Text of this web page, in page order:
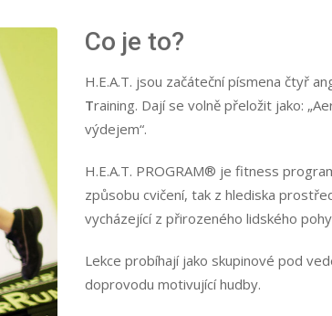
Co je to?
H.E.A.T. jsou začáteční písmena čtyř
Training. Dají se volně přeložit jako:
výdejem“.
H.E.A.T. PROGRAM® je fitness
způsobu cvičení, tak z hlediska
vycházející z přirozeného lidského
Lekce probíhají jako skupinové pod
doprovodu motivující hudby.
Nezbytné
Tyto
soubory
cookie
volitelné.
Jsou
nezbytné
pro
webových
stránek.